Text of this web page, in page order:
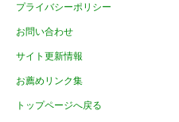
プライバシーポリシー
お問い合わせ
サイト更新情報
お薦めリンク集
トップページへ戻る